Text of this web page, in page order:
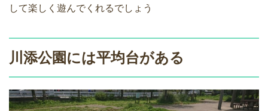
して楽しく遊んでくれるでしょう
川添公園には平均台がある